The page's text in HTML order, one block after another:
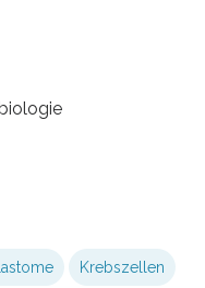
Krebszellen